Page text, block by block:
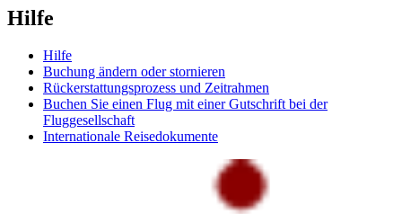
Hilfe
Hilfe
Buchung ändern oder stornieren
Rückerstattungsprozess und Zeitrahmen
Buchen Sie einen Flug mit einer Gutschrift bei der
Fluggesellschaft
Internationale Reisedokumente